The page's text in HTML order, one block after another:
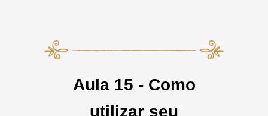
Aula 15 - Como
utilizar seu